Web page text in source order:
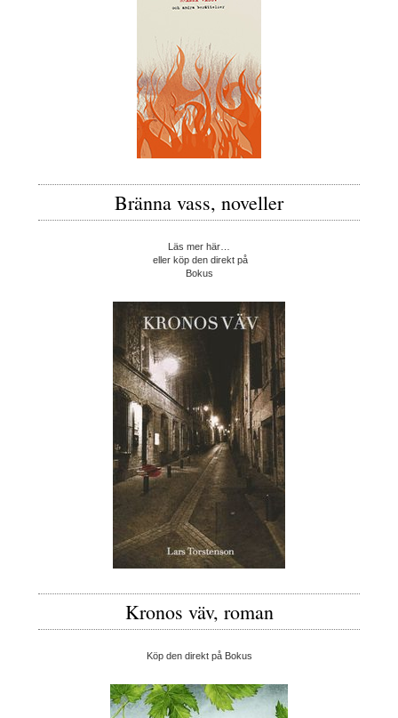
Bränna vass, noveller
Läs mer här…
eller köp den direkt på
Bokus
Kronos väv, roman
Köp den direkt på Bokus